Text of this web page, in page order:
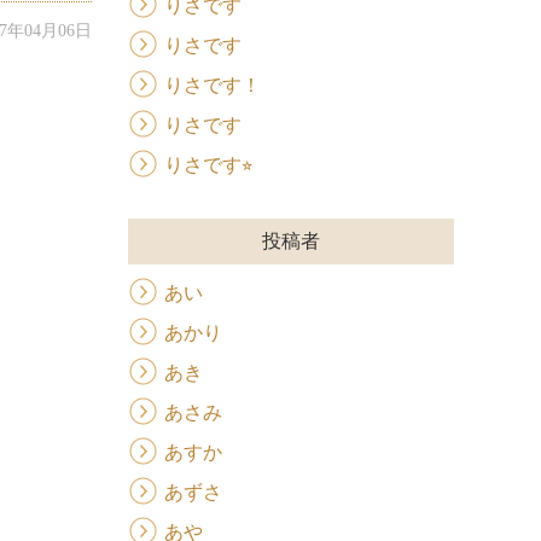
年04月06日
りさです
りさです
りさです！
りさです
りさです⭐︎
投稿者
あい
あかり
あき
あさみ
あすか
あずさ
あや